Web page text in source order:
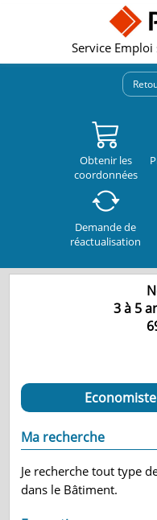
Service
Obtenir les
coordonnées
Demande de
réactualisation
3 à 5
Ma recherche
Je recherche tout type
dans le Bâtiment.